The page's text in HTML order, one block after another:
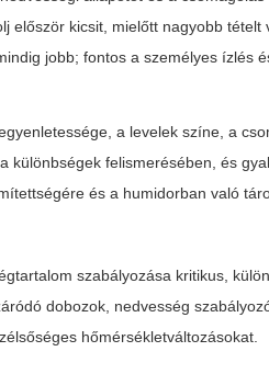
először kicsit, mielőtt nagyobb tételt
jobb; fontos a személyes ízlés
a levelek színe, a
különbségek felismerésében, és
és a humidorban való
szabályozása kritikus,
dobozok, nedvesség
hőmérsékletváltozásokat.